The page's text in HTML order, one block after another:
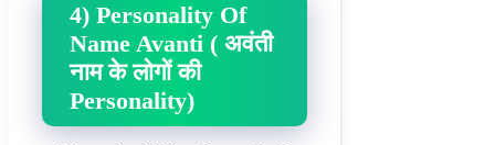
4) Personality Of
Name Avanti ( अवंती
नाम के लोगों की
Personality)